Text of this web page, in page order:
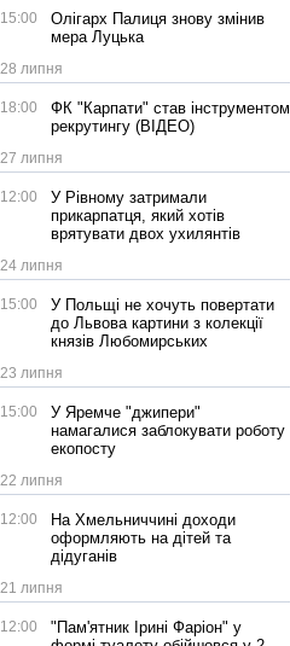
15:00
Олігарх Палиця знову змінив
мера Луцька
28 липня
18:00
ФК "Карпати" став інструментом
рекрутингу (ВІДЕО)
27 липня
12:00
У Рівному затримали
прикарпатця, який хотів
врятувати двох ухилянтів
24 липня
15:00
У Польщі не хочуть повертати
до Львова картини з колекції
князів Любомирських
23 липня
15:00
У Яремче "джипери"
намагалися заблокувати роботу
екопосту
22 липня
12:00
На Хмельниччині доходи
оформляють на дітей та
дідуганів
21 липня
12:00
"Пам'ятник Ірині Фаріон" у